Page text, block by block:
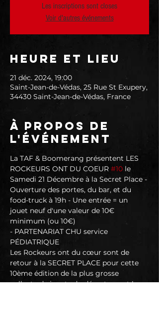
Les inscriptions sont closes
Voir d'autres événements
Heure et lieu
21 déc. 2024, 19:00
Saint-Jean-de-Védas, 25 Rue St Exupery,
34430 Saint-Jean-de-Védas, France
À propos de
l'événement
La TAF & Boomerang présentent LES
ROCKEURS ONT DU COEUR #10 le
Samedi 21 Décembre à la Secret Place -
Ouverture des portes, du bar, et du
food-truck à 19h - Une entrée = un
jouet neuf d'une valeur de 10€
minimum (ou 10€)
- PARTENARIAT CHU service
PÉDIATRIQUE
Les Rockeurs ont du cœur sont de
retour à la SECRET PLACE pour cette
10ème édition de la plus grosse
collecte de jouets du département !